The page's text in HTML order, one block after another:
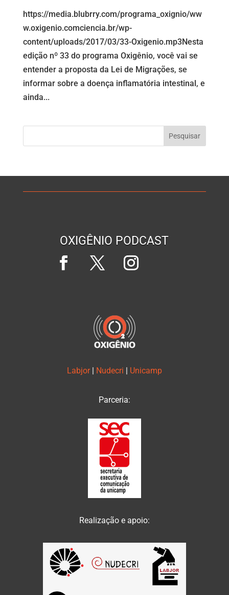
https://media.blubrry.com/programa_oxignio/ww
w.oxigenio.comciencia.br/wp-
content/uploads/2017/03/33-Oxigenio.mp3Nesta
edição nº 33 do programa Oxigênio, você vai se
entender a proposta da Lei de Migrações, se
informar sobre a doença inflamatória intestinal, e
ainda...
OXIGÊNIO PODCAST
Labjor | Nudecri | Unicamp
Parceria:
Realização e apoio: